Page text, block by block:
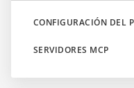
CONFIGURACIÓN DEL
SERVIDORES MCP